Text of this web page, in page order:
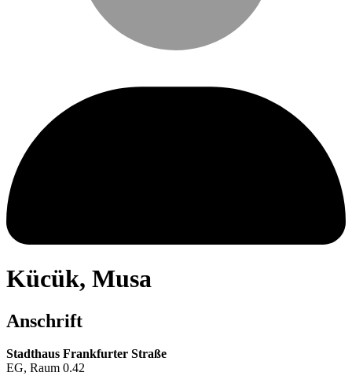
Kücük, Musa
Anschrift
Stadthaus Frankfurter Straße
EG, Raum 0.42